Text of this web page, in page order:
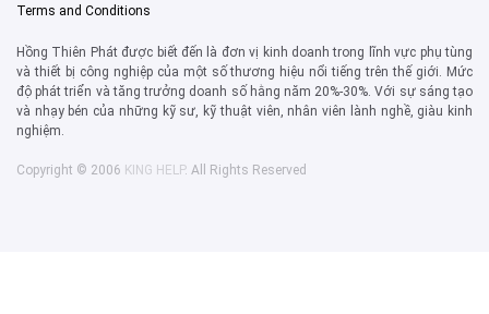
Terms and Conditions
Hồng Thiên Phát được biết đến là đơn vị kinh doanh trong lĩnh vực phụ tùng
và thiết bị công nghiệp của một số thương hiệu nổi tiếng trên thế giới. Mức
độ phát triển và tăng trưởng doanh số hằng năm 20%-30%. Với sự sáng tạo
và nhạy bén của những kỹ sư, kỹ thuật viên, nhân viên lành nghề, giàu kinh
nghiệm.
Copyright © 2006 KING HELP. All Rights Reserved